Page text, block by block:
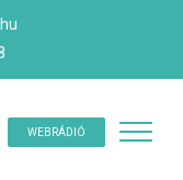
WEBRÁDIÓ